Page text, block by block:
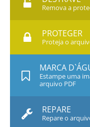
Remova a
PROTEGER
Proteja o
MARCA
Estampe uma
arquivo PDF
REPARE
Repare o